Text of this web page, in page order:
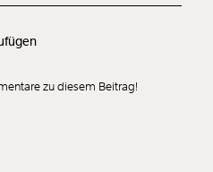
zu diesem Beitrag!